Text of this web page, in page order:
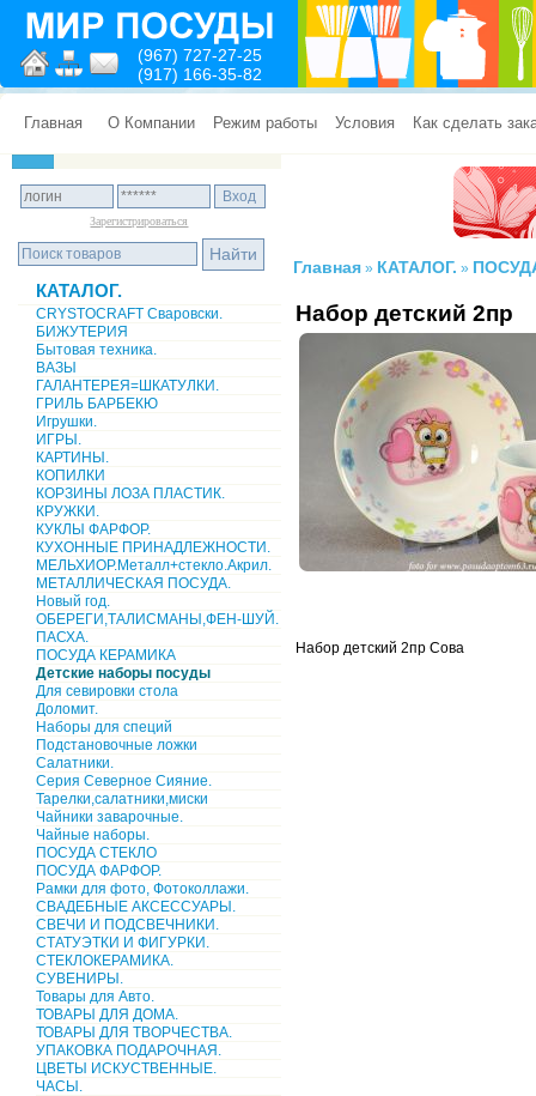
(967) 727-27-25
(917) 166-35-82
Главная О Компании Режим работы Условия Как сделать
Зарегистрироваться
КАТАЛОГ.
CRYSTOCRAFT Сваровски.
БИЖУТЕРИЯ
Бытовая техника.
ВАЗЫ
ГАЛАНТЕРЕЯ=ШКАТУЛКИ.
ГРИЛЬ БАРБЕКЮ
Игрушки.
ИГРЫ.
КАРТИНЫ.
КОПИЛКИ
КОРЗИНЫ ЛОЗА ПЛАСТИК.
КРУЖКИ.
КУКЛЫ ФАРФОР.
КУХОННЫЕ ПРИНАДЛЕЖНОСТИ.
МЕЛЬХИОР.Металл+стекло.Акрил.
МЕТАЛЛИЧЕСКАЯ ПОСУДА.
Новый год.
ОБЕРЕГИ,ТАЛИСМАНЫ,ФЕН-ШУЙ.
ПАСХА.
ПОСУДА КЕРАМИКА
Детские наборы посуды
Для севировки стола
Доломит.
Наборы для специй
Подстановочные ложки
Салатники.
Серия Северное Сияние.
Тарелки,салатники,миски
Чайники заварочные.
Чайные наборы.
ПОСУДА СТЕКЛО
ПОСУДА ФАРФОР.
Рамки для фото, Фотоколлажи.
СВАДЕБНЫЕ АКСЕССУАРЫ.
СВЕЧИ И ПОДСВЕЧНИКИ.
СТАТУЭТКИ И ФИГУРКИ.
СТЕКЛОКЕРАМИКА.
СУВЕНИРЫ.
Товары для Авто.
ТОВАРЫ ДЛЯ ДОМА.
ТОВАРЫ ДЛЯ ТВОРЧЕСТВА.
УПАКОВКА ПОДАРОЧНАЯ.
ЦВЕТЫ ИСКУСТВЕННЫЕ.
ЧАСЫ.
Главная » КАТАЛОГ. »
Набор детский 2пр
Набор детский 2пр Сова